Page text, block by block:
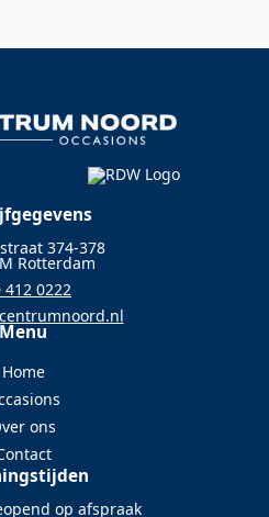
374-378
Rotterdam
412 0222
Menu
Home
ons
op afspraak